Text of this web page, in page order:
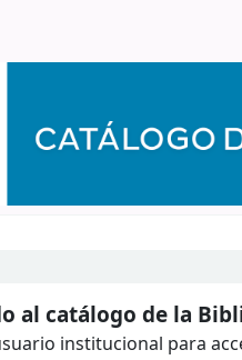
al catálogo de la
institucional para